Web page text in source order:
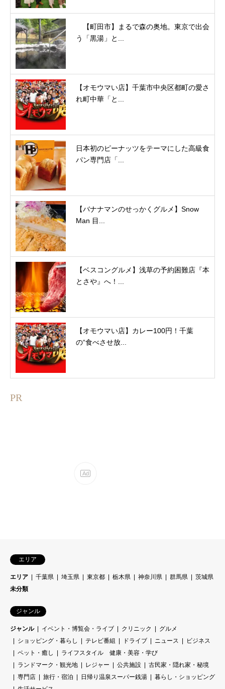
【町田市】まるで森の奥地。東京で出会
う「黒湯」と...
【オモウマい店】千葉市中央区都町の愛さ
れ町中華「と...
日本初のピーナッツをテーマにした高級食
パン専門店「...
【バナナマンのせっかくグルメ】Snow
Man 目...
【ベスコングルメ】浅草の予約困難店『本
とさや』へ！...
【オモウマい店】カレー100円！千葉
の“食べさせ放...
PR
エリア
エリア 千葉県 埼玉県 東京都 栃木県 神奈川県 群馬県
茨城県
未分類
ジャンル
ジャンル イベント・博覧会・ライブ クリニック
グルメ
ショッピング・暮らし
テレビ番組 ドライブ ニュース
ビジネス
ペット・癒し
ライフスタイル 健康・美容・学び
ランドマーク・観光地
レジャー 公共施設
古民家・隠れ家・秘境
専門店
旅行・宿泊 日帰り温泉スーパー銭湯
暮らし・ショッピング